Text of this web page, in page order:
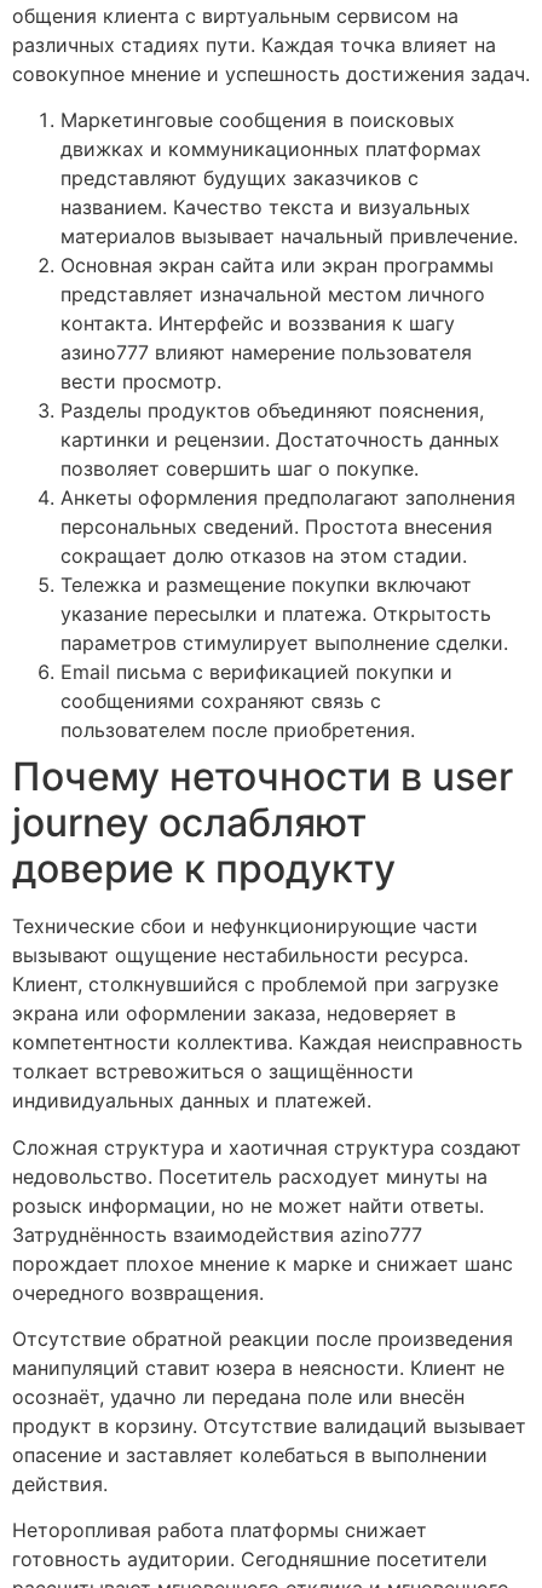
общения клиента с виртуальным сервисом на
различных стадиях пути. Каждая точка влияет на
совокупное мнение и успешность достижения задач.
Маркетинговые сообщения в поисковых
движках и коммуникационных платформах
представляют будущих заказчиков с
названием. Качество текста и визуальных
материалов вызывает начальный привлечение.
Основная экран сайта или экран программы
представляет изначальной местом личного
контакта. Интерфейс и воззвания к шагу
азино777 влияют намерение пользователя
вести просмотр.
Разделы продуктов объединяют пояснения,
картинки и рецензии. Достаточность данных
позволяет совершить шаг о покупке.
Анкеты оформления предполагают заполнения
персональных сведений. Простота внесения
сокращает долю отказов на этом стадии.
Тележка и размещение покупки включают
указание пересылки и платежа. Открытость
параметров стимулирует выполнение сделки.
Email письма с верификацией покупки и
сообщениями сохраняют связь с
пользователем после приобретения.
Почему неточности в user
journey ослабляют
доверие к продукту
Технические сбои и нефункционирующие части
вызывают ощущение нестабильности ресурса.
Клиент, столкнувшийся с проблемой при загрузке
экрана или оформлении заказа, недоверяет в
компетентности коллектива. Каждая неисправность
толкает встревожиться о защищённости
индивидуальных данных и платежей.
Сложная структура и хаотичная структура создают
недовольство. Посетитель расходует минуты на
розыск информации, но не может найти ответы.
Затруднённость взаимодействия azino777
порождает плохое мнение к марке и снижает шанс
очередного возвращения.
Отсутствие обратной реакции после произведения
манипуляций ставит юзера в неясности. Клиент не
осознаёт, удачно ли передана поле или внесён
продукт в корзину. Отсутствие валидаций вызывает
опасение и заставляет колебаться в выполнении
действия.
Неторопливая работа платформы снижает
готовность аудитории. Сегодняшние посетители